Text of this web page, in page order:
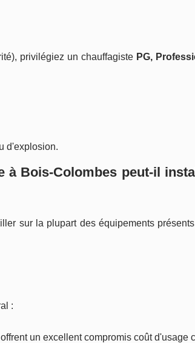
privilégiez un chauffagiste PG,
d'explosion.
à Bois-Colombes peut-il
sur la plupart des équipements
:
un excellent compromis coût d'usage